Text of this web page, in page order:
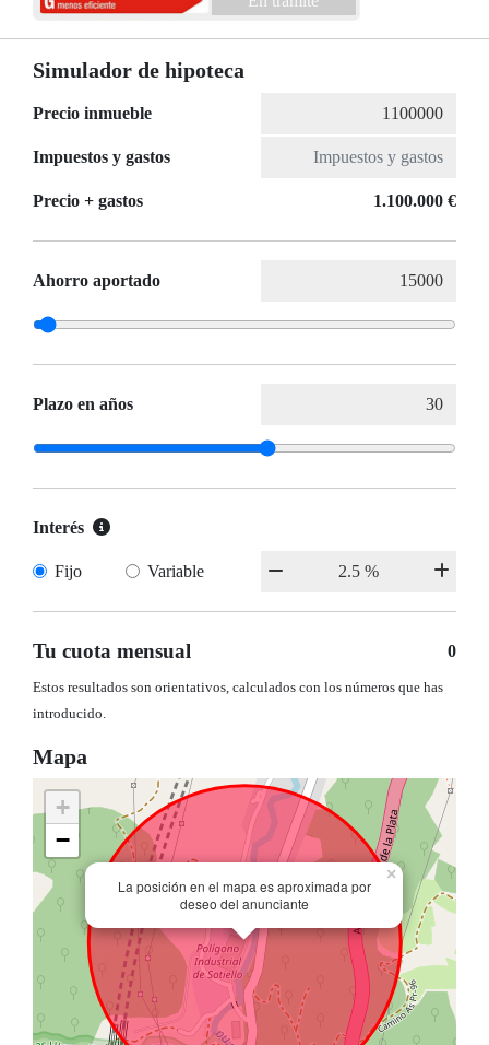
Simulador de hipoteca
Precio inmueble
Impuestos y gastos
Precio + gastos 1.100.000 €
Ahorro aportado
Plazo en años
Interés
Fijo Variable
Tu cuota mensual 0
Estos resultados son orientativos, calculados con los números que has
introducido.
Mapa
La posición en el mapa es aproximada por
deseo del anunciante
×
+
−